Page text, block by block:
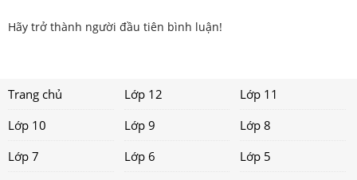
Hãy trở thành người đầu tiên bình luận!
Trang chủ Lớp 12
Lớp 11
Lớp 10
Lớp 9
Lớp 8
Lớp 7
Lớp 6
Lớp 5